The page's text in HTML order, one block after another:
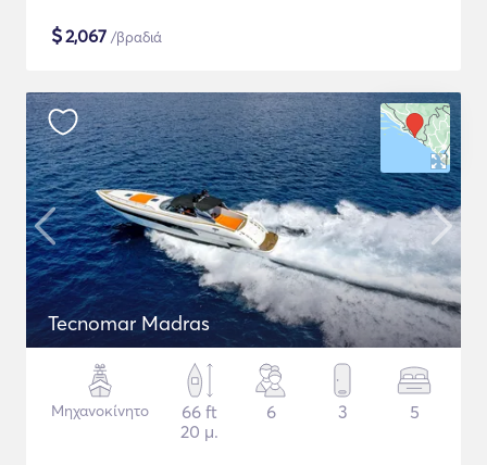
$2,067 /βραδιά
Tecnomar Madras
Μηχανοκίνητο
66 ft
20 μ.
6 3 5